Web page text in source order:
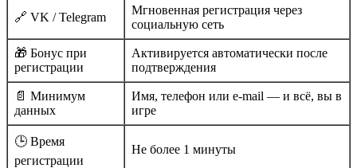
🔗 VK / Telegram
Мгновенная регистрация через
социальную сеть
🎁 Бонус при
регистрации
Активируется автоматически после
подтверждения
📄 Минимум
данных
Имя, телефон или e-mail — и всё, вы в
игре
🕒 Время
регистрации
Не более 1 минуты